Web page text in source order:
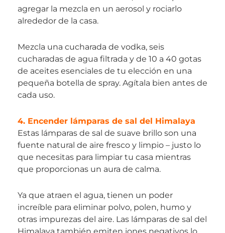
agregar la mezcla en un aerosol y rociarlo
alrededor de la casa.
Mezcla una cucharada de vodka, seis
cucharadas de agua filtrada y de 10 a 40 gotas
de aceites esenciales de tu elección en una
pequeña botella de spray. Agítala bien antes de
cada uso.
4. Encender lámparas de sal del Himalaya
Estas lámparas de sal de suave brillo son una
fuente natural de aire fresco y limpio – justo lo
que necesitas para limpiar tu casa mientras
que proporcionas un aura de calma.
Ya que atraen el agua, tienen un poder
increíble para eliminar polvo, polen, humo y
otras impurezas del aire. Las lámparas de sal del
Himalaya también emiten iones negativos lo